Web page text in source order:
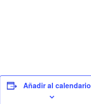
Añadir al calendario